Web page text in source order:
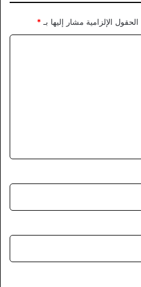
الحقول الإلزامية مشار إليها بـ *